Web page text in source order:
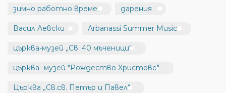
зимно работно време дарения
Васил Левски Arbanassi Summer Music
църква-музей „Св. 40 мъченици“
църква- музей "Рождество Христово"
Църква „Св.св. Петър и Павел“